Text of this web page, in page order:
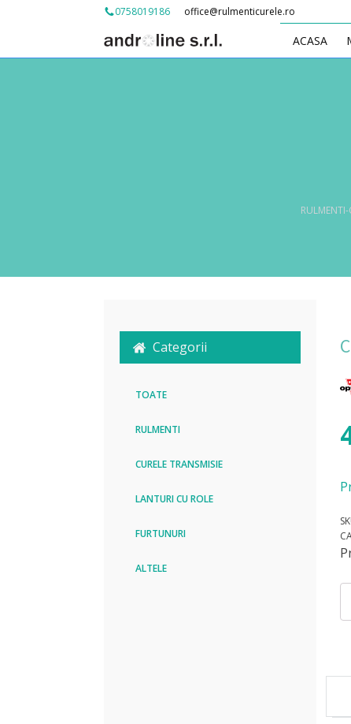
0758019186 office@rulmenticurele.ro
ACASA
RULMENTI-
Categorii
TOATE
RULMENTI
CURELE TRANSMISIE
LANTURI CU ROLE
FURTUNURI
ALTELE